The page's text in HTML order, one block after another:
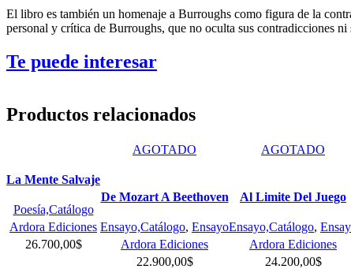
El libro es también un homenaje a Burroughs como figura de la
personal y crítica de Burroughs, que no oculta sus contradicciones ni
Te puede interesar
Productos relacionados
La Mente Salvaje
Poesía,Catálogo
Ardora Ediciones
26.700,00$
AGOTADO
De Mozart A Beethoven
Ensayo,Catálogo, Ensayo
Ardora Ediciones
22.900,00$
AGOTADO
Al Limite Del Juego
Ensayo,Catálogo,
Ardora Ediciones
24.200,00$